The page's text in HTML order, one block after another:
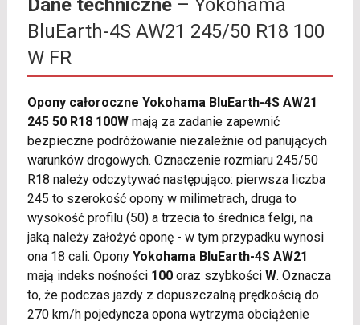
Dane techniczne– Yokohama
BluEarth-4S AW21 245/50 R18 100
W FR
Opony całoroczne Yokohama BluEarth-4S AW21
245 50 R18 100Wmają za zadanie zapewnić
bezpieczne podróżowanie niezależnie od panujących
warunków drogowych. Oznaczenie rozmiaru 245/50
R18 należy odczytywać następująco: pierwsza liczba
245 to szerokość opony w milimetrach, druga to
wysokość profilu (50) a trzecia to średnica felgi, na
jaką należy założyć oponę - w tym przypadku wynosi
ona 18 cali. Opony Yokohama BluEarth-4S AW21
mają indeks nośności 100oraz szybkości W. Oznacza
to, że podczas jazdy z dopuszczalną prędkością do
270 km/h pojedyncza opona wytrzyma obciążenie